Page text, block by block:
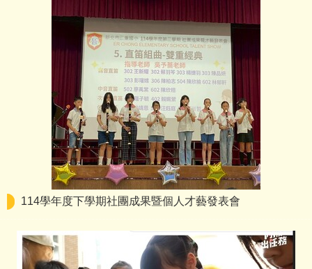
114學年度下學期社團成果暨個人才藝發表會